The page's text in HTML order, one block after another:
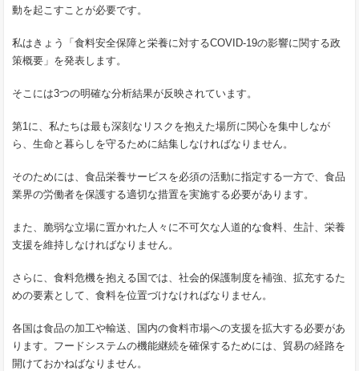
動を起こすことが必要です。
私はきょう「食料安全保障と栄養に対するCOVID-19の影響に関する政
策概要」を発表します。
そこには3つの明確な分析結果が反映されています。
第1に、私たちは最も深刻なリスクを抱えた場所に関心を集中しなが
ら、生命と暮らしを守るために結集しなければなりません。
そのためには、食品栄養サービスを必須の活動に指定する一方で、食品
業界の労働者を保護する適切な措置を実施する必要があります。
また、脆弱な立場に置かれた人々に不可欠な人道的な食料、生計、栄養
支援を維持しなければなりません。
さらに、食料危機を抱える国では、社会的保護制度を補強、拡充するた
めの要素として、食料を位置づけなければなりません。
各国は食品の加工や輸送、国内の食料市場への支援を拡大する必要があ
ります。フードシステムの機能継続を確保するためには、貿易の経路を
開けておかねばなりません。